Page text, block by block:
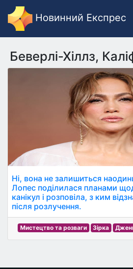
Новинний Експрес
Беверлі-Хіллз,
Ні, вона не залишиться
Лопес поділилася планами
канікул і розповіла, з ким
після розлучення.
Мистецтво та розваги Зірка